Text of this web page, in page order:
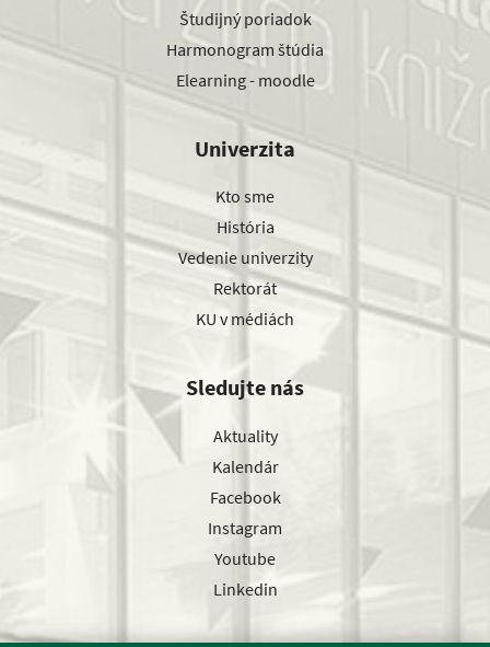
Študijný poriadok
Harmonogram štúdia
Elearning - moodle
Univerzita
Kto sme
História
Vedenie univerzity
Rektorát
KU v médiách
Sledujte nás
Aktuality
Kalendár
Facebook
Instagram
Youtube
Linkedin